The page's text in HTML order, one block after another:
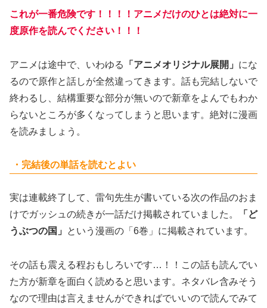
これが一番危険です！！！！アニメだけのひとは絶対に一
度原作を読んでください！！！
アニメは途中で、いわゆる 「アニメオリジナル展開」 にな
るので原作と話しが全然違ってきます。話も完結しないで
終わるし、結構重要な部分が無いので新章をよんでもわか
らないところが多くなってしまうと思います。絶対に漫画
を読みましょう。
・完結後の単話を読むとよい
実は連載終了して、雷句先生が書いている次の作品のおま
けでガッシュの続きが一話だけ掲載されていました。
「ど
うぶつの国」
という漫画の「6巻」に掲載されています。
その話も震える程おもしろいです…！！この話も読んでい
た方が新章を面白く読めると思います。ネタバレ含みそう
なので理由は言えませんができればでいいので読んでみて